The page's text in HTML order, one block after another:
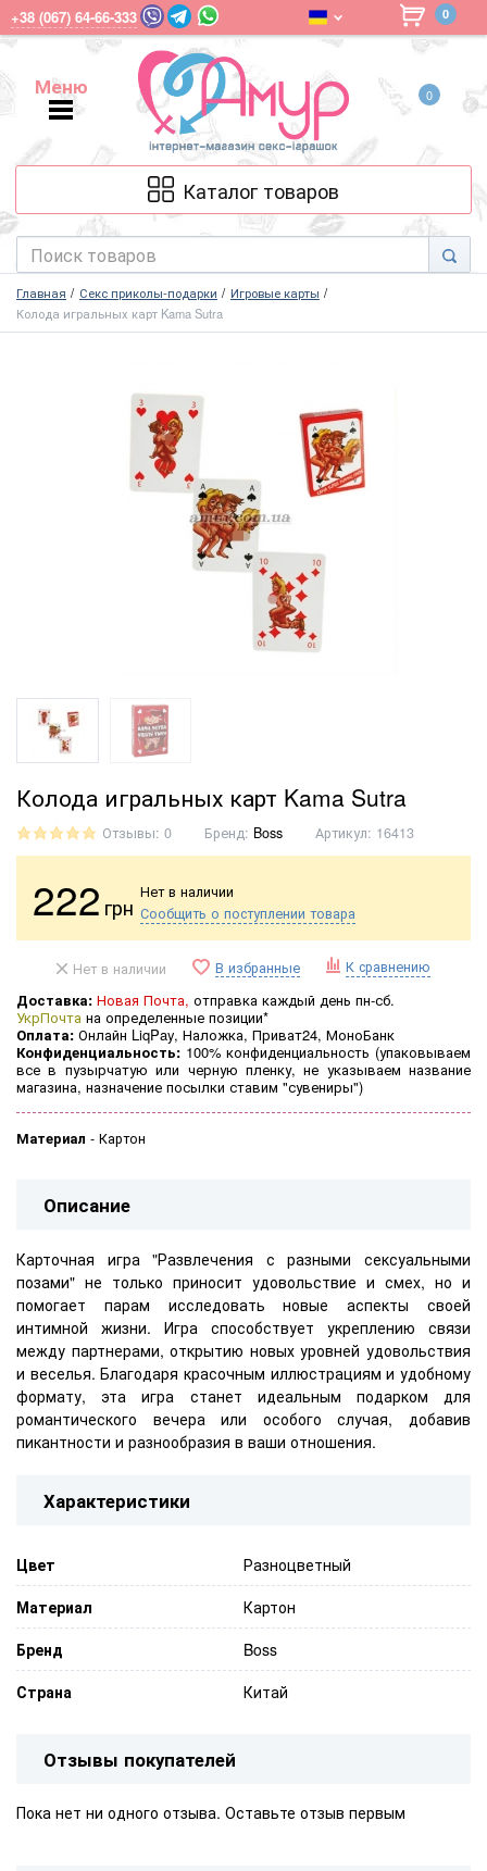
+38 (067) 64-66-333 0
Меню
Меню
0
Каталог товаров
Главная Секс приколы-подарки
Игровые карты
Колода игральных карт Kama Sutra
Колода игральных карт Kama Sutra
Отзывы: 0 Бренд: Boss Артикул: 16413
222 грн
Нет в наличии
Сообщить о поступлении товара
Нет в наличии В избранные К сравнению
Доставка: Новая Почта, отправка каждый день пн-сб.
УкрПочта на определенные позиции*
Оплата: Онлайн LiqPay, Наложка, Приват24, МоноБанк
Конфиденциальность: 100% конфиденциальность (упаковываем
все в пузырчатую или черную пленку, не указываем название
магазина, назначение посылки ставим "сувениры")
Материал - Картон
Описание
Карточная игра "Развлечения с разными сексуальными
позами" не только приносит удовольствие и смех, но и
помогает парам исследовать новые аспекты своей
интимной жизни. Игра способствует укреплению связи
между партнерами, открытию новых уровней удовольствия
и веселья. Благодаря красочным иллюстрациям и удобному
формату, эта игра станет идеальным подарком для
романтического вечера или особого случая, добавив
пикантности и разнообразия в ваши отношения.
Характеристики
Цвет
Разноцветный
Материал
Картон
Бренд
Boss
Страна
Китай
Отзывы покупателей
Пока нет ни одного отзыва. Оставьте отзыв первым